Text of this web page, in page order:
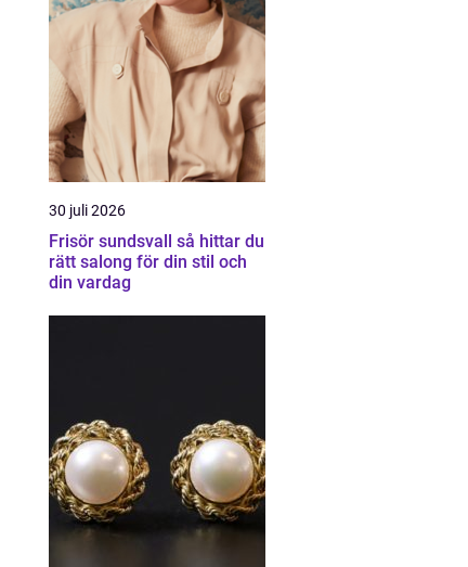
30 juli 2026
Frisör sundsvall så hittar du
rätt salong för din stil och
din vardag